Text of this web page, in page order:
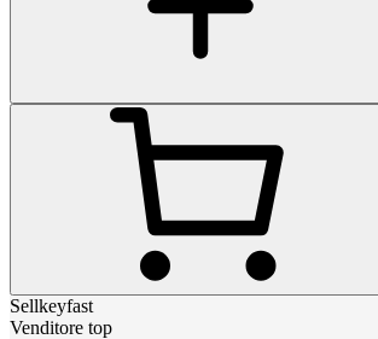
Sellkeyfast
Venditore top